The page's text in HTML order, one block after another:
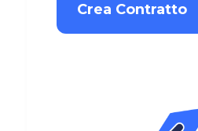
Crea Contratto